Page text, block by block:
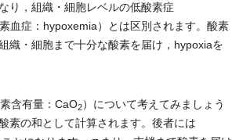
り，組織・細胞レベルの低酸素症
血症：hypoxemia）とは区別されます。酸素
織・細胞まで十分な酸素を届け，hypoxiaを
含有量：CaO2）について考えてみましょう
の和として計算されます。後者には